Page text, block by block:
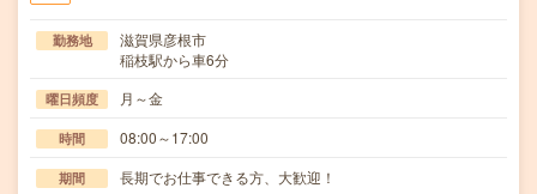
勤務地
滋賀県彦根市
稲枝駅から車6分
曜日頻度 月～金
時間 08:00～17:00
期間 長期でお仕事できる方、大歓迎！